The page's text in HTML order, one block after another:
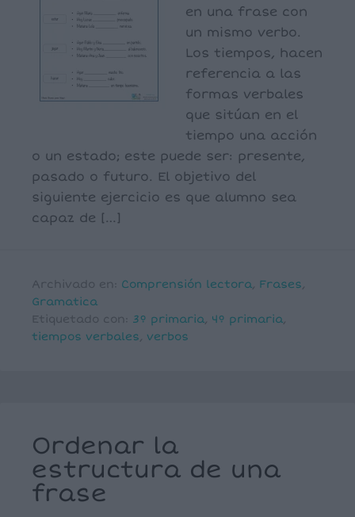
en una frase con
un mismo verbo.
Los tiempos, hacen
referencia a las
formas verbales
que sitúan en el
tiempo una acción
o un estado; este puede ser: presente,
pasado o futuro. El objetivo del
siguiente ejercicio es que alumno sea
capaz de […]
Archivado en: Comprensión lectora, Frases,
Gramatica
Etiquetado con: 3º primaria, 4º primaria,
tiempos verbales, verbos
Ordenar la
estructura de una
frase